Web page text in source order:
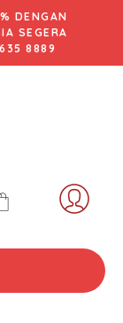
DENGAN
SEGERA
8889